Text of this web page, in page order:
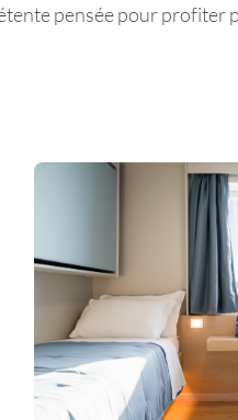
pensée pour profiter